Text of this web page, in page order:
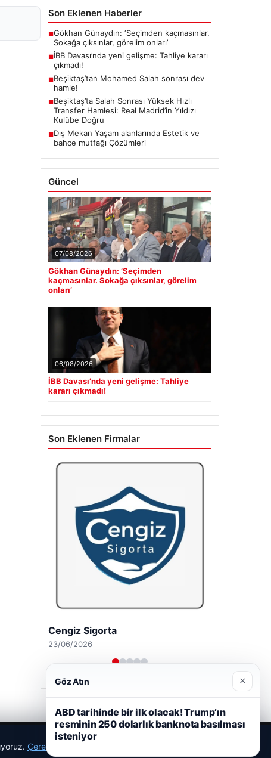
Son Eklenen Haberler
■Gökhan Günaydın: ‘Seçimden kaçmasınlar.
Sokağa çıksınlar, görelim onları’
■İBB Davası’nda yeni gelişme: Tahliye kararı
çıkmadı!
■Beşiktaş’tan Mohamed Salah sonrası dev
hamle!
■Beşiktaş’ta Salah Sonrası Yüksek Hızlı
Transfer Hamlesi: Real Madrid’in Yıldızı
Kulübe Doğru
■Dış Mekan Yaşam alanlarında Estetik ve
bahçe mutfağı Çözümleri
Güncel
07/08/2026
Gökhan Günaydın: ‘Seçimden
kaçmasınlar. Sokağa çıksınlar, görelim
onları’
06/08/2026
İBB Davası’nda yeni gelişme: Tahliye
kararı çıkmadı!
Son Eklenen Firmalar
Cengiz Sigorta
23/06/2026
Çerez Politikamız
Göz Atın ×
ABD tarihinde bir ilk olacak! Trump’ın
resminin 250 dolarlık banknota basılması
isteniyor